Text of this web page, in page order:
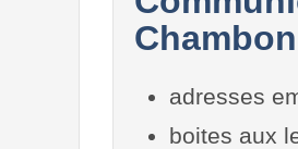
Chambon
adresses
boites aux